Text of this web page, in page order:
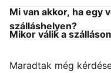
Mi van akkor, ha egy
szálláshelyen?
Mikor válik a
Maradtak még